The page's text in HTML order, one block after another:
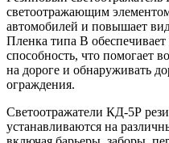
светоотражающим
автомобилей и повышает
Пленка типа В
способность, что помогает
на дороге и обнаруживать
ограждения.
Светоотражатели КД-5Р
устанавливаются на